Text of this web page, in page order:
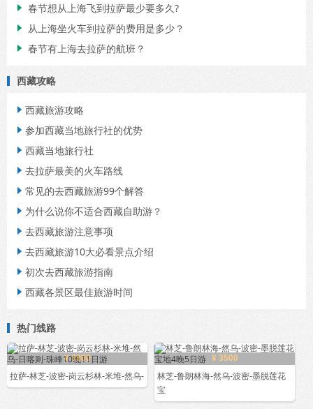
 春节想从上海飞到拉萨最少要多久?
 从上海坐火车到拉萨的费用是多少？
 春节有上海去拉萨的航班？
西藏攻略
 西藏旅游攻略
 参加西藏当地旅行社的优势
 西藏当地旅行社
 去拉萨最美的火车路线
 常见的去西藏旅游99个解答
 为什么说你不适合西藏自助游？
 去西藏旅游注意事项
 去西藏旅游10大必看景点介绍
 初次去西藏旅游指南
 西藏各景区最佳旅游时间
热门线路
¥ 3860
拉萨-林芝-波密-岗云杉林-米堆-然乌-
¥ 3500
林芝-鲁朗林海-然乌-波密-墨脱莲花
宝